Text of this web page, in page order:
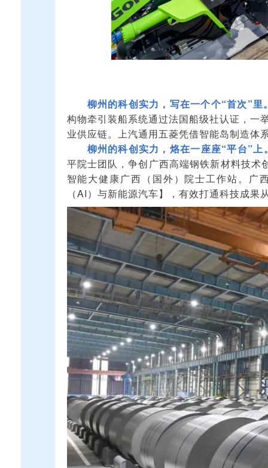
柳州的科创实力，写在一个个“首次”里
构物牵引装船系统通过法国船级社认证，一
业供应链。上汽通用五菱凭借智能岛制造体
柳州的科创实力，烙在一座座“平台”上
平院士团队，争创广西高端钢铁新材料技
智能大健康广西（国外）院士工作站。广
（AI）与新能源汽车】，有效打通科技成果